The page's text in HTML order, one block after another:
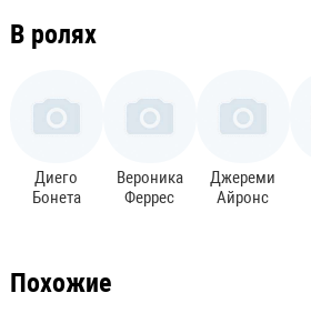
В ролях
Диего
Бонета
Вероника
Феррес
Джереми
Айронс
Похожие